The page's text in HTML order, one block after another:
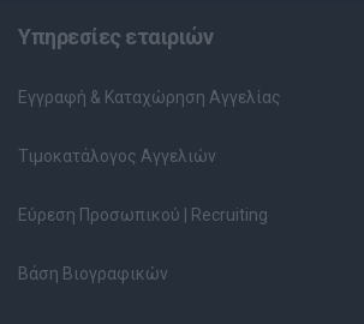
Υπηρεσίες εταιριών
Εγγραφή & Καταχώρηση Αγγελίας
Τιμοκατάλογος Αγγελιών
Εύρεση Προσωπικού | Recruiting
Βάση Βιογραφικών